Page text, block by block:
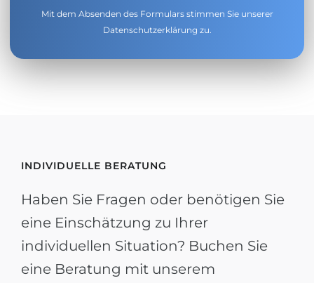
Mit dem Absenden des Formulars stimmen Sie unserer
Datenschutzerklärung zu.
INDIVIDUELLE BERATUNG
Haben Sie Fragen oder benötigen Sie
eine Einschätzung zu Ihrer
individuellen Situation? Buchen Sie
eine Beratung mit unserem